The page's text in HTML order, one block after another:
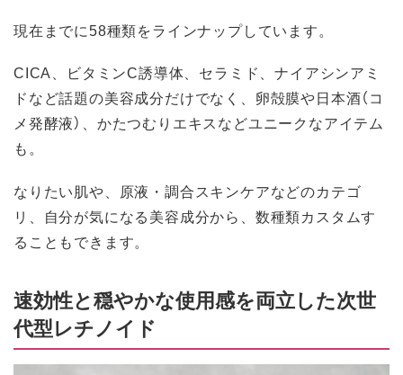
現在までに58種類をラインナップしています。
CICA、ビタミンC誘導体、セラミド、ナイアシンアミ
ドなど話題の美容成分だけでなく、卵殻膜や日本酒（コ
メ発酵液）、かたつむりエキスなどユニークなアイテム
も。
なりたい肌や、原液・調合スキンケアなどのカテゴ
リ、自分が気になる美容成分から、数種類カスタムす
ることもできます。
速効性と穏やかな使用感を両立した次世
代型レチノイド